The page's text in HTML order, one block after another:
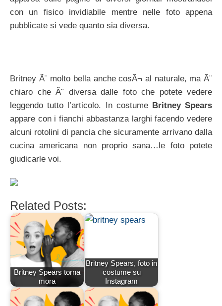
con un fisico invidiabile mentre nelle foto appena
pubblicate si vede quanto sia diversa.
Britney Ã¨ molto bella anche cosÃ¬ al naturale, ma Ã¨
chiaro che Ã¨ diversa dalle foto che potete vedere
leggendo tutto l’articolo. In costume Britney Spears
appare con i fianchi abbastanza larghi facendo vedere
alcuni rotolini di pancia che sicuramente arrivano dalla
cucina americana non proprio sana…le foto potete
giudicarle voi.
Related Posts:
Britney Spears torna
mora
Britney Spears, foto in
costume su
Instagram